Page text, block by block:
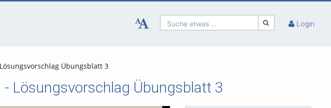
Suche etwas ... Login
Übungsblatt 3
Lösungsvorschlag Übungsblatt 3